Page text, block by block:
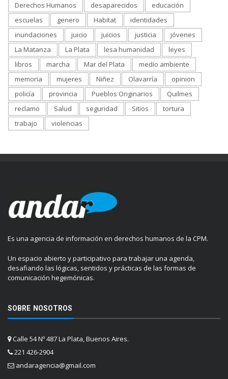
Derechos Humanos
desaparecidos
educación
escuelas
genero Habitat
identidades
inundaciones
juicio juicios justicia
jóvenes
La Matanza
La Plata lesa humanidad
leyes
libros
marcha Mar del Plata
medio ambiente
memoria
mujeres Niñez Olavarría
opinion
policía
provincia Pueblos Originarios
Quilmes
reclamo
Salud seguridad Sitios
tortura
trabajo
violencias
Es una agencia de información en derechos humanos de la CPM.
Un espacio abierto y participativo para trabajar una agenda,
desafiando las lógicas, sentidos y prácticas de las formas de
comunicación hegemónicas.
SOBRE NOSOTROS
Calle 54 Nº 487 La Plata, Buenos Aires.
221 426-2904
andaragencia@gmail.com